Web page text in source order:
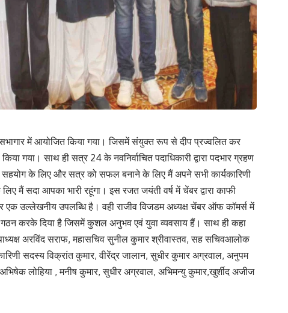
सभागार में आयोजित किया गया। जिसमें संयुक्त रूप से दीप प्रज्वलित कर
गया। साथ ही सत्र 24 के नवनिर्वाचित पदाधिकारी द्वारा पदभार ग्रहण
सहयोग के लिए और सत्र को सफल बनाने के लिए मैं अपने सभी कार्यकारिणी
मैं सदा आपका भारी रहूंगा। इस रजत जयंती वर्ष में चेंबर द्वारा काफी
एक उल्लेखनीय उपलब्धि है। वही राजीव विजडम अध्यक्ष चेंबर ऑफ कॉमर्स में
करके दिया है जिसमें कुशल अनुभव एवं युवा व्यवसाय हैं। साथ ही कहा
अरविंद सराफ, महासचिव सुनील कुमार श्रीवास्तव, सह सचिवआलोक
सदस्य विक्रांत कुमार, वीरेंद्र जालान, सुधीर कुमार अग्रवाल, अनुपम
लोहिया , मनीष कुमार, सुधीर अग्रवाल, अभिमन्यु कुमार,खुर्शीद अजीज